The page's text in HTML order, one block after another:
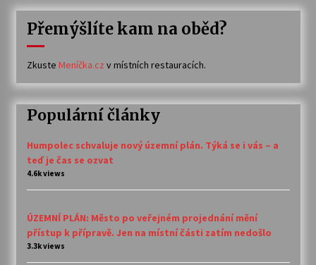
Přemýšlíte kam na oběd?
Zkuste Meníčka.cz v místních restauracích.
Populární články
Humpolec schvaluje nový územní plán. Týká se i vás – a
teď je čas se ozvat
4.6k views
ÚZEMNÍ PLÁN: Město po veřejném projednání mění
přístup k přípravě. Jen na místní části zatím nedošlo
3.3k views